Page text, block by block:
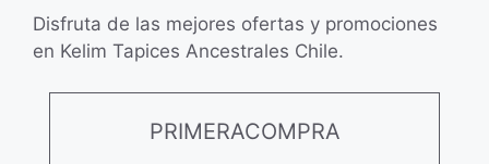
Disfruta de las mejores ofertas y promociones
en Kelim Tapices Ancestrales Chile.
PRIMERACOMPRA